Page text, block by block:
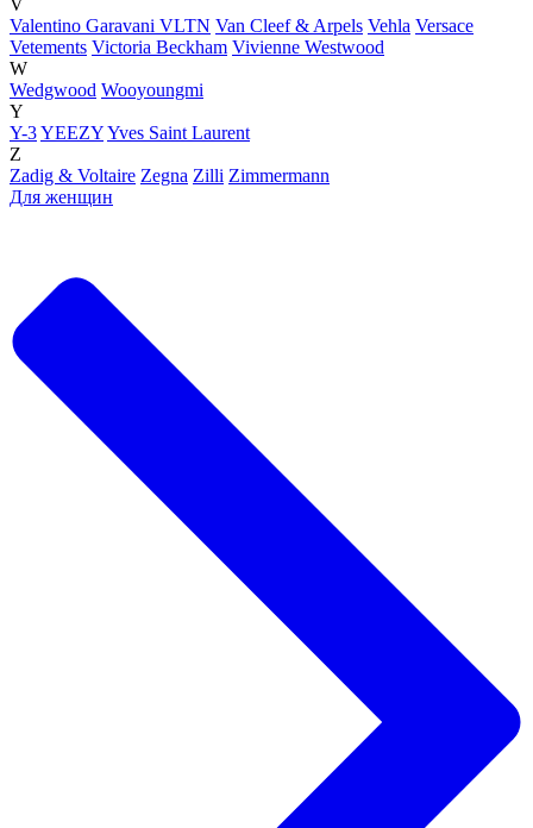
V
Valentino Garavani VLTN Van Cleef & Arpels Vehla Versace
Vetements Victoria Beckham Vivienne Westwood
W
Wedgwood Wooyoungmi
Y
Y-3YEEZYYves Saint Laurent
Z
Zadig & Voltaire Zegna Zilli Zimmermann
Для женщин